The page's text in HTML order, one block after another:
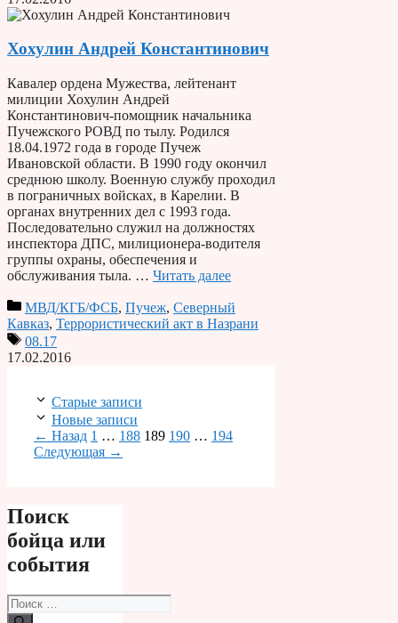
Хохулин Андрей Константинович
Кавалер ордена Мужества, лейтенант
милиции Хохулин Андрей
Константинович-помощник начальника
Пучежского РОВД по тылу. Родился
18.04.1972 года в городе Пучеж
Ивановской области. В 1990 году окончил
среднюю школу. Военную службу проходил
в пограничных войсках, в Карелии. В
органах внутренних дел с 1993 года.
Последовательно служил на должностях
инспектора ДПС, милиционера-водителя
группы охраны, обеспечения и
обслуживания тыла. … Читать далее
МВД/КГБ/ФСБ, Пучеж, Северный
Кавказ, Террористический акт в Назрани
08.17
17.02.2016
Старые записи
Новые записи
← Назад Страница
1 … Страница
188 Страница
189 Страница
190 … Страница
194
Следующая →
Поиск
бойца или
события
Поиск: